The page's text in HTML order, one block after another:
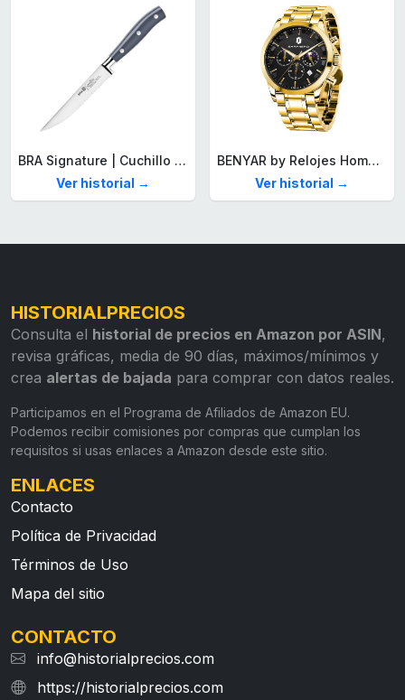
BRA Signature | Cuchillo tomatero 120 mm, Acero Inoxidable alemán forjado con Molibdeno Vanadio, Mango Remachado ABS, Diseño Ergonómico, Hoja 1,6 mm espesor
Ver historial →
BENYAR by Relojes Hombre Analógico Cuarzo Cronografo Impermeable Luminoso Fecha Moda Casual Reloj de Pulsera Elegante Regalo para Hombre
Ver historial →
HISTORIALPRECIOS
Consulta el historial de precios en Amazon por ASIN,
revisa gráficas, media de 90 días, máximos/mínimos y
crea alertas de bajada para comprar con datos reales.
Participamos en el Programa de Afiliados de Amazon EU.
Podemos recibir comisiones por compras que cumplan los
requisitos si usas enlaces a Amazon desde este sitio.
ENLACES
Contacto
Política de Privacidad
Términos de Uso
Mapa del sitio
CONTACTO
info@historialprecios.com
https://historialprecios.com